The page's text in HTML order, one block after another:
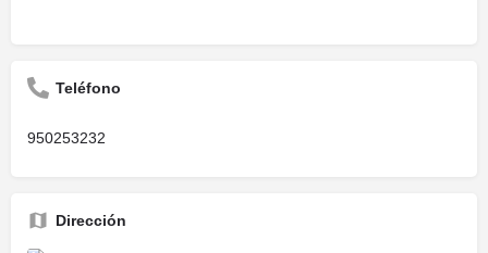
Teléfono
950253232
Dirección